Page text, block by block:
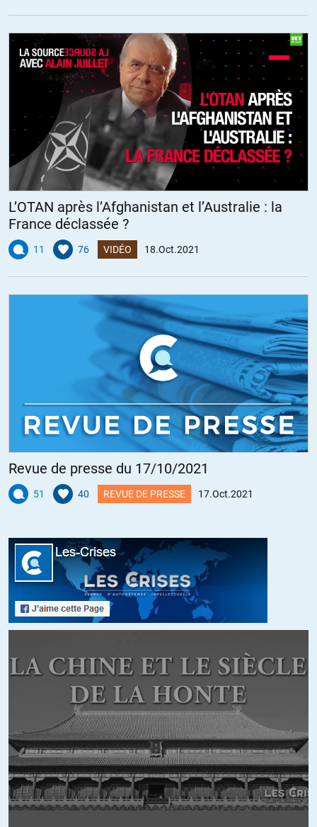
L’OTAN après l’Afghanistan et l’Australie : la
France déclassée ?
11 76 VIDÉO 18.Oct.2021
Revue de presse du 17/10/2021
51 40 REVUE DE PRESSE 17.Oct.2021